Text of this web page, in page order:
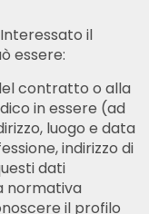
il
essere:
contratto o alla
in essere (ad
luogo e data
indirizzo di
dati
normativa
il profilo